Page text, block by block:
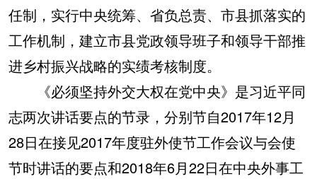
任制，实行中央统筹、省负总责、市县抓落实的
工作机制，建立市县党政领导班子和领导干部推
进乡村振兴战略的实绩考核制度。
《必须坚持外交大权在党中央》是习近平同
志两次讲话要点的节录，分别节自2017年12月
28日在接见2017年度驻外使节工作会议与会使
节时讲话的要点和2018年6月22日在中央外事工